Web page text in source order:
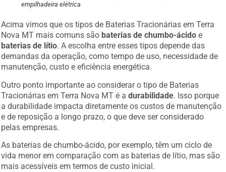
empilhadeira elétrica
Acima vimos que os tipos de Baterias Tracionárias em Terra
Nova MT mais comuns são baterias de chumbo-ácido e
baterias de lítio. A escolha entre esses tipos depende das
demandas da operação, como tempo de uso, necessidade de
manutenção, custo e eficiência energética.
Outro ponto importante ao considerar o tipo de Baterias
Tracionárias em Terra Nova MT é adurabilidade. Isso porque
a durabilidade impacta diretamente os custos de manutenção
e de reposição a longo prazo, o que deve ser considerado
pelas empresas.
As baterias de chumbo-ácido, por exemplo, têm um ciclo de
vida menor em comparação com as baterias de lítio, mas são
mais acessíveis em termos de custo inicial.